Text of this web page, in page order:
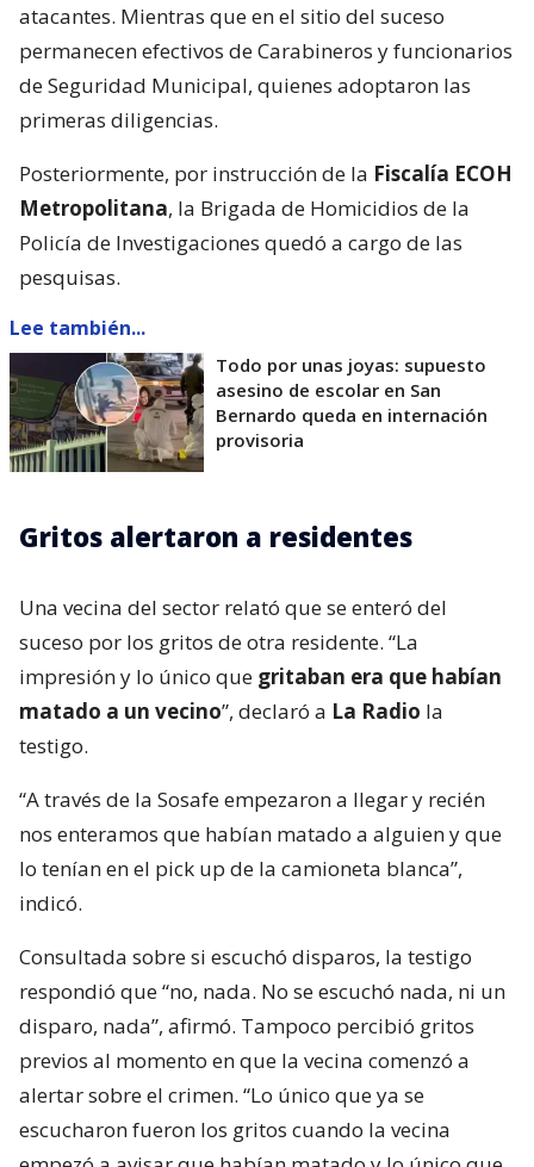
atacantes. Mientras que en el sitio del suceso
permanecen efectivos de Carabineros y funcionarios
de Seguridad Municipal, quienes adoptaron las
primeras diligencias.
Posteriormente, por instrucción de la Fiscalía ECOH
Metropolitana, la Brigada de Homicidios de la
Policía de Investigaciones quedó a cargo de las
pesquisas.
Lee también...
Todo por unas joyas: supuesto
asesino de escolar en San
Bernardo queda en internación
provisoria
Gritos alertaron a residentes
Una vecina del sector relató que se enteró del
suceso por los gritos de otra residente. “La
impresión y lo único que gritaban era que habían
matado a un vecino”, declaró a La Radio la
testigo.
“A través de la Sosafe empezaron a llegar y recién
nos enteramos que habían matado a alguien y que
lo tenían en el pick up de la camioneta blanca”,
indicó.
Consultada sobre si escuchó disparos, la testigo
respondió que “no, nada. No se escuchó nada, ni un
disparo, nada”, afirmó. Tampoco percibió gritos
previos al momento en que la vecina comenzó a
alertar sobre el crimen. “Lo único que ya se
escucharon fueron los gritos cuando la vecina